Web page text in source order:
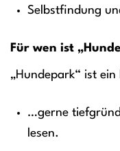
Selbstfindung
Für wen ist
„Hundepark“ ist
…gerne
lesen.